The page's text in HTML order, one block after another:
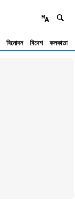
বিনোদন বিদেশ কলকাতা